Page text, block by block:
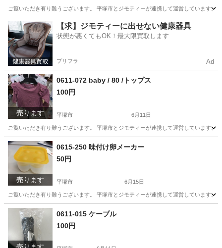
ご覧いただき有り難うございます。 平塚市とジモティーが連携して運営していま
神奈川 平塚市 周辺機器 リユース
【求】ジモティーに出せない健康器具
状態が悪くてもOK！最大限買取します
プリフラ Ad
売ります
0611-072 baby / 80 /トップス
100円
平塚市 6月11日
ご覧いただき有り難うございます。 平塚市とジモティーが連携して運営していま
神奈川 平塚市 ベビー用品
売ります
0615-250 味付け卵メーカー
50円
平塚市 6月15日
ご覧いただき有り難うございます。 平塚市とジモティーが連携して運営していま
神奈川 平塚市 リユース
0611-015 ケーブル
100円